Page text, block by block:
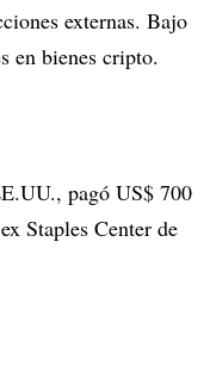
externas. Bajo
en bienes cripto.
pagó US$ 700
Staples Center de